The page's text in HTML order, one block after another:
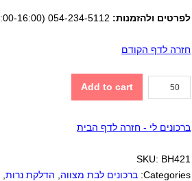
לפרטים ולהזמנות:
חזרה לדף הקודם
הדלקת
נרות
quantity
Add to cart
ברכונים לי - חזרה לדף הבית
SKU: BH421
Categories: ברכונים לבת מצווה הדלקת נרות,